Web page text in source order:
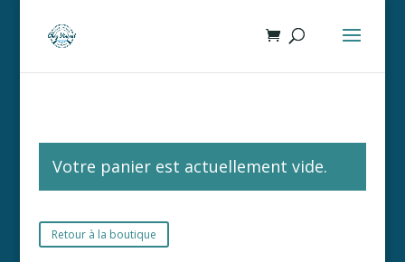
Votre panier est actuellement vide.
Retour à la boutique